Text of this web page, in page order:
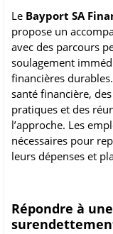
Le Bayport SA
propose un
avec des parcours
soulagement
financières
santé financière,
pratiques et des
l’approche. Les
nécessaires pour
leurs dépenses et
Répondre à